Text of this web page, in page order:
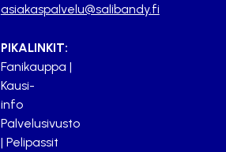
asiakaspalvelu@salibandy.fi
PIKALINKIT:
Fanikauppa |
Kausi-
info
Palvelusivusto
| Pelipassit